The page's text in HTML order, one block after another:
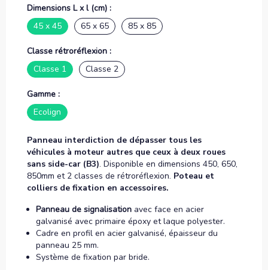
Dimensions L x l (cm) :
45 x 45
65 x 65 85 x 85
Classe rétroréflexion :
Classe 1
Classe 2
Gamme :
Ecolign
Panneau interdiction de dépasser tous les
véhicules à moteur autres que ceux à deux roues
sans side-car (B3). Disponible en dimensions 450, 650,
850mm et 2 classes de rétroréflexion. Poteau et
colliers de fixation en accessoires.
Panneau de signalisation avec face en acier
galvanisé avec primaire époxy et laque polyester.
Cadre en profil en acier galvanisé, épaisseur du
panneau 25 mm.
Système de fixation par bride.